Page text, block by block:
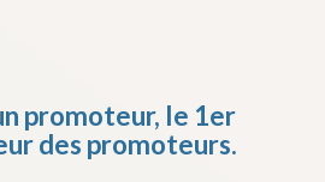
promoteur, le 1er
des promoteurs.